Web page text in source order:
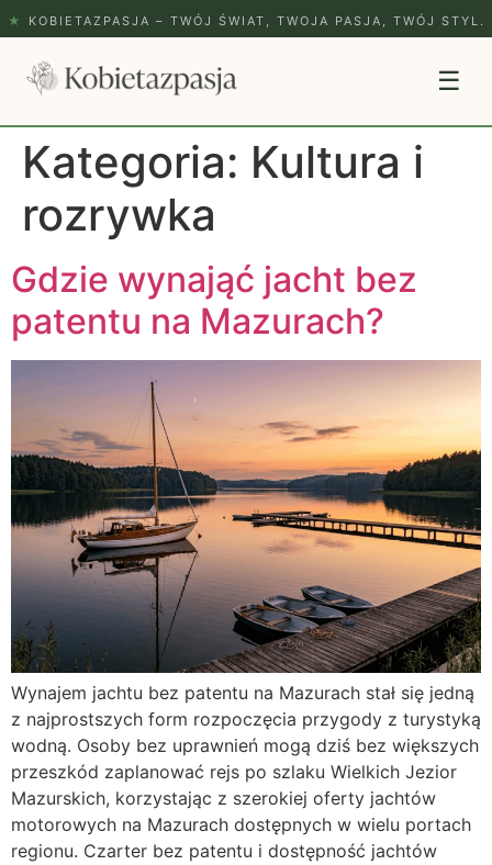
★ KOBIETAZPASJA – TWÓJ ŚWIAT, TWOJA PASJA, TWÓJ STYL.
☰
Kategoria: Kultura i
rozrywka
Gdzie wynająć jacht bez
patentu na Mazurach?
Wynajem jachtu bez patentu na Mazurach stał się jedną
z najprostszych form rozpoczęcia przygody z turystyką
wodną. Osoby bez uprawnień mogą dziś bez większych
przeszkód zaplanować rejs po szlaku Wielkich Jezior
Mazurskich, korzystając z szerokiej oferty jachtów
motorowych na Mazurach dostępnych w wielu portach
regionu. Czarter bez patentu i dostępność jachtów